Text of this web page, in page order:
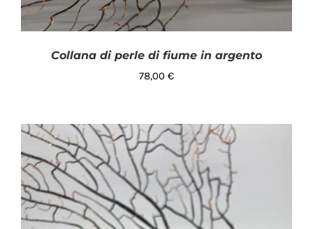
AGGIUNGI AL CARRELLO / DETTAGLI
Collana di perle di fiume in argento
78,00 €